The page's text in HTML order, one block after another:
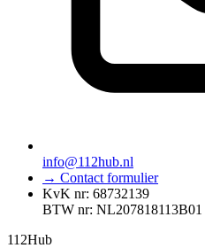
info@112hub.nl
→ Contact formulier
KvK nr: 68732139
BTW nr: NL207818113B01
112Hub